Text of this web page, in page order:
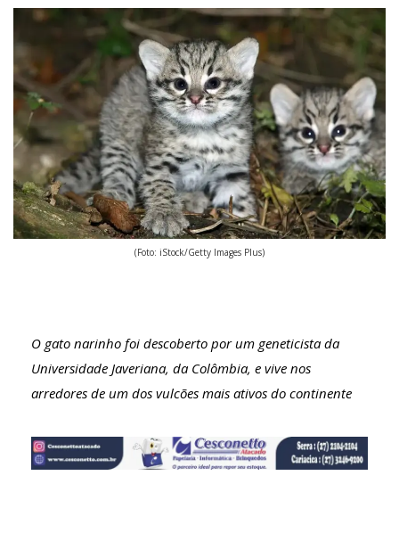
(Foto: iStock/Getty Images Plus)
O gato narinho foi descoberto por um geneticista da
Universidade Javeriana, da Colômbia, e vive nos
arredores de um dos vulcões mais ativos do continente